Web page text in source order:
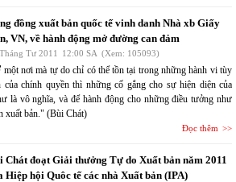
đồng xuất bản quốc tế vinh danh Nhà xb Giấy
VN, về hành động mở đường can đảm
Tư 2011 12:00 SA (Xem: 105093)
một nơi mà tự do chỉ có thể tồn tại trong những hành vi tùy
của chính quyền thì những cố gắng cho sự hiện diện của
là vô nghĩa, và để hành động cho những điều tưởng như
xuất bản." (Bùi Chát)
Đọc thêm
Chát đoạt Giải thưởng Tự do Xuất bản năm 2011
Hiệp hội Quôc tế các nhà Xuất bản (IPA)